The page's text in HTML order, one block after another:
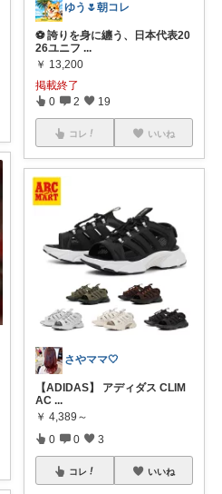
ゆう🌷朝コレ
⚽ 誇りを身に纏う、日本代表20
26ユニフ ...
￥ 13,200
掲載終了
0 2 19
コレ いいね
さやママ🤍
【ADIDAS】 アディダス CLIM
AC ...
￥ 4,389～
0 0 3
コレ いいね